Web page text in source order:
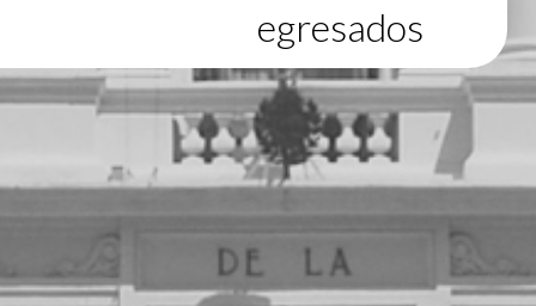
egresados